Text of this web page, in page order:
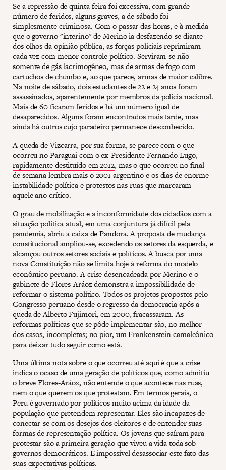
Se a repressão de quinta-feira foi excessiva, com grande
número de feridos, alguns graves, a de sábado foi
simplesmente criminosa. Com o passar das horas, e à medida
que o governo "interino" de Merino ia desfazendo-se diante
dos olhos da opinião pública, as forças policiais reprimiram
cada vez com menor controle político. Serviram-se não
somente de gás lacrimogêneo, mas de armas de fogo com
cartuchos de chumbo e, ao que parece, armas de maior calibre.
Na noite de sábado, dois estudantes de 22 e 24 anos foram
assassinados, aparentemente por membros da polícia nacional.
Mais de 60 ficaram feridos e há um número igual de
desaparecidos. Alguns foram encontrados mais tarde, mas
ainda há outros cujo paradeiro permanece desconhecido.
A queda de Vizcarra, por sua forma, se parece com o que
ocorreu no Paraguai com o ex-Presidente Fernando Lugo,
rapidamente destituído em 2012, mas o que ocorreu no final
de semana lembra mais o 2001 argentino e os dias de enorme
instabilidade política e protestos nas ruas que marcaram
aquele ano crítico.
O grau de mobilização e a inconformidade dos cidadãos com a
situação política atual, em uma conjuntura já difícil pela
pandemia, abriu a caixa de Pandora. A proposta de mudança
constitucional ampliou-se, excedendo os setores da esquerda, e
alcançou outros setores sociais e políticos. A busca por uma
nova Constituição não se limita hoje à reforma do modelo
econômico peruano. A crise desencadeada por Merino e o
gabinete de Flores-Aráoz demonstra a impossibilidade de
reformar o sistema político. Todos os projetos propostos pelo
Congresso peruano desde o regresso da democracia após a
queda de Alberto Fujimori, em 2000, fracassaram. As
reformas políticas que se pôde implementar são, no melhor
dos casos, incompletas; no pior, um Frankenstein camaleônico
para deixar tudo seguir como está.
Uma última nota sobre o que ocorreu até aqui é que a crise
indica o ocaso de uma geração de políticos que, como admitiu
o breve Flores-Aráoz, não entende o que acontece nas ruas,
nem o que querem os que protestam. Em termos gerais, o
Peru é governado por políticos muito acima da idade da
população que pretendem representar. Eles são incapazes de
conectar-se com os desejos dos eleitores e de entender suas
formas de representação política. Os jovens que saíram para
protestar são a primeira geração que viveu a vida toda sob
governos democráticos. É impossível desassociar este fato das
suas expectativas políticas.